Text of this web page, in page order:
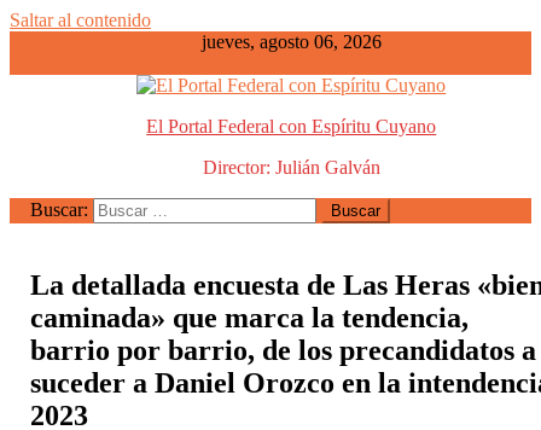
Saltar al contenido
jueves, agosto 06, 2026
El Portal Federal con Espíritu Cuyano
Director: Julián Galván
Buscar:
La detallada encuesta de Las Heras
caminada» que marca la tendencia,
barrio por barrio, de los precandidatos a
suceder a Daniel Orozco en la
2023